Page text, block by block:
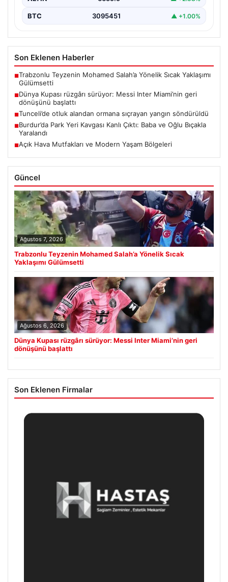
BTC 3095451 ▲ +1.00%
Son Eklenen Haberler
■Trabzonlu Teyzenin Mohamed Salah’a Yönelik Sıcak Yaklaşımı
Gülümsetti
■Dünya Kupası rüzgârı sürüyor: Messi Inter Miami’nin geri
dönüşünü başlattı
■Tunceli’de otluk alandan ormana sıçrayan yangın söndürüldü
■Burdur’da Park Yeri Kavgası Kanlı Çıktı: Baba ve Oğlu Bıçakla
Yaralandı
■Açık Hava Mutfakları ve Modern Yaşam Bölgeleri
Güncel
Ağustos 7, 2026
Trabzonlu Teyzenin Mohamed Salah’a Yönelik Sıcak
Yaklaşımı Gülümsetti
Ağustos 6, 2026
Dünya Kupası rüzgârı sürüyor: Messi Inter Miami’nin geri
dönüşünü başlattı
Son Eklenen Firmalar